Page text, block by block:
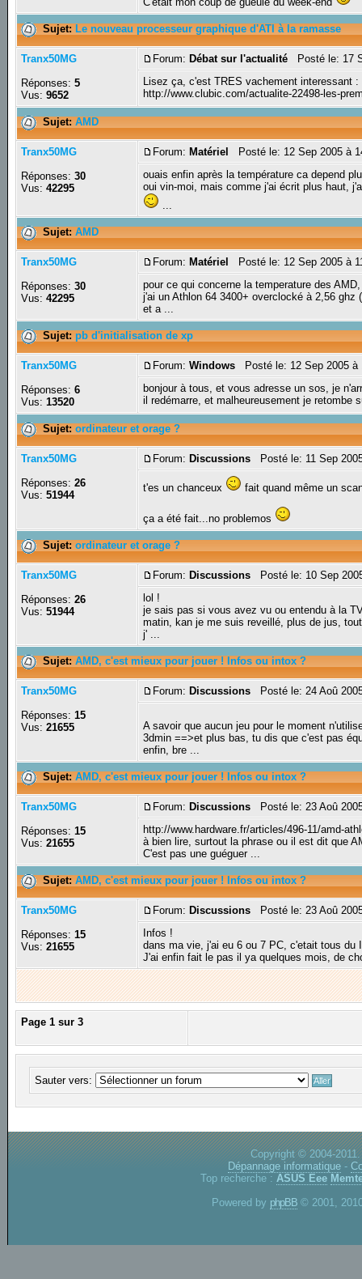
Sujet: Le nouveau processeur graphique d'ATI à la ramasse
Tranx50MG
Réponses:5
Vus:9652
Forum: Débat sur l'actualité Posté le: 17
Lisez ça, c'est TRES vachement interessant :
http://www.clubic.com/actualite-22498-les-
Sujet:AMD
Tranx50MG
Réponses:30
Vus:42295
Forum: Matériel
Posté le: 12 Sep 2005 à
ouais enfin après la température ca depend
oui vin-moi, mais comme j'ai écrit plus haut,
Sujet:AMD
Tranx50MG
Réponses:30
Vus:42295
Forum: Matériel
Posté le: 12 Sep 2005 à
pour ce qui concerne la temperature des
j'ai un Athlon 64 3400+ overclocké à 2,56
et a ...
Sujet:pb d'initialisation de xp
Tranx50MG
Réponses:6
Vus:13520
Forum:Windows Posté le: 12 Sep 2005
bonjour à tous, et vous adresse un sos, je
il redémarre, et malheureusement je retombe
Sujet:ordinateur et orage ?
Tranx50MG
Réponses:26
Vus:51944
Forum: Discussions Posté le: 11 Sep
t'es un chanceux fait quand même un
ça a été fait...no problemos
Sujet:ordinateur et orage ?
Tranx50MG
Réponses:26
Vus:51944
Forum: Discussions Posté le: 10 Sep
lol !
je sais pas si vous avez vu ou entendu à la
matin, kan je me suis reveillé, plus de jus,
j' ...
Sujet:AMD, c'est mieux pour jouer ! Infos ou intox ?
Tranx50MG
Réponses:15
Vus:21655
Forum: Discussions Posté le: 24 Aoû
A savoir que aucun jeu pour le moment
3dmin ==>et plus bas, tu dis que c'est pas
enfin, bre ...
Sujet:AMD, c'est mieux pour jouer ! Infos ou intox ?
Tranx50MG
Réponses:15
Vus:21655
Forum: Discussions Posté le: 23 Aoû
http://www.hardware.fr/articles/496-11/amd-
à bien lire, surtout la phrase ou il est dit que
C'est pas une guéguer ...
Sujet:AMD, c'est mieux pour jouer ! Infos ou intox ?
Tranx50MG
Réponses:15
Vus:21655
Forum: Discussions Posté le: 23 Aoû
Infos !
dans ma vie, j'ai eu 6 ou 7 PC, c'etait tous du
J'ai enfin fait le pas il ya quelques mois, de
Page1 sur3
Sauter vers:
Copyright © 2004-
Dépannage informatique -
Top recherche : ASUS Eee
Powered by phpBB © 2001,